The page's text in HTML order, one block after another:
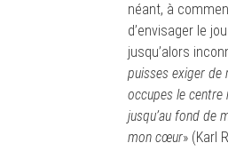
néant, à
d’envisager le
jusqu’alors
puisses exiger de
occupes le centre
jusqu’au fond de
mon cœur» (Karl